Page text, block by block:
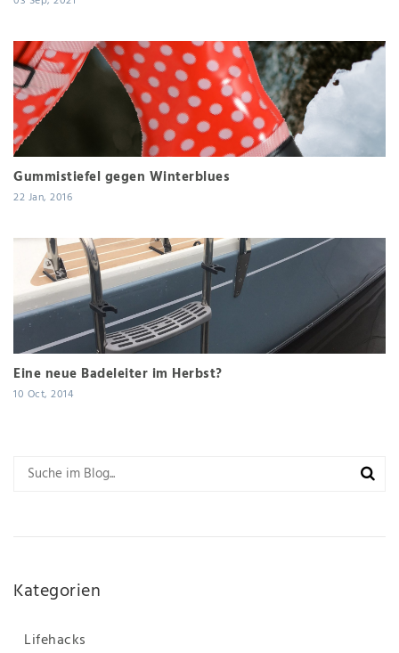
Gummistiefel gegen Winterblues
22 Jan, 2016
Eine neue Badeleiter im Herbst?
10 Oct, 2014
Kategorien
Lifehacks